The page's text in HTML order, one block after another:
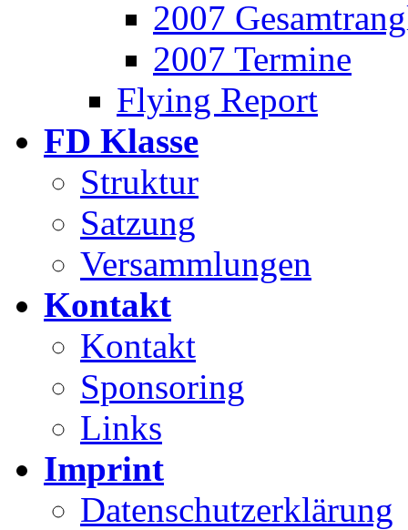
2007
2007 Termine
Flying Report
FD Klasse
Struktur
Satzung
Versammlungen
Kontakt
Kontakt
Sponsoring
Links
Imprint
Datenschutzerklärung